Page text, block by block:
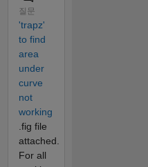
질문
'trapz'
to find
area
under
curve
not
working
.fig file
attached.
For all